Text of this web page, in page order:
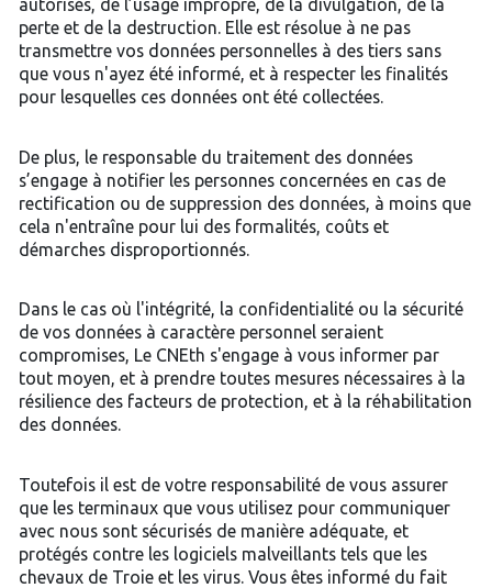
autorisés, de l’usage impropre, de la divulgation, de la
perte et de la destruction. Elle est résolue à ne pas
transmettre vos données personnelles à des tiers sans
que vous n'ayez été informé, et à respecter les finalités
pour lesquelles ces données ont été collectées.
De plus, le responsable du traitement des données
s’engage à notifier les personnes concernées en cas de
rectification ou de suppression des données, à moins que
cela n'entraîne pour lui des formalités, coûts et
démarches disproportionnés.
Dans le cas où l'intégrité, la confidentialité ou la sécurité
de vos données à caractère personnel seraient
compromises, Le CNEth s'engage à vous informer par
tout moyen, et à prendre toutes mesures nécessaires à la
résilience des facteurs de protection, et à la réhabilitation
des données.
Toutefois il est de votre responsabilité de vous assurer
que les terminaux que vous utilisez pour communiquer
avec nous sont sécurisés de manière adéquate, et
protégés contre les logiciels malveillants tels que les
chevaux de Troie et les virus. Vous êtes informé du fait